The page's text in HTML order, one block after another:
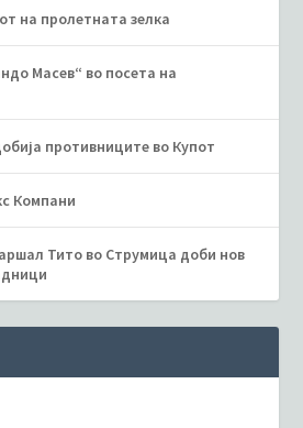
на пролетната зелка
Масев“ во посета на
противниците во Купот
Компани
Тито во Струмица доби нов